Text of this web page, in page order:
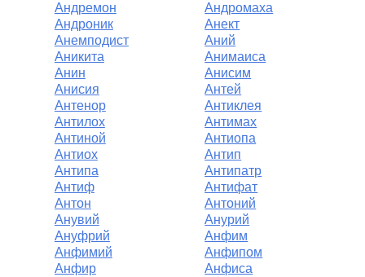
Андремон
Андромаха
Андроник
Анект
Анемподист
Аний
Аникита
Анимаиса
Анин
Анисим
Анисия
Антей
Антенор
Антиклея
Антилох
Антимах
Антиной
Антиопа
Антиох
Антип
Антипа
Антипатр
Антиф
Антифат
Антон
Антоний
Анувий
Анурий
Ануфрий
Анфим
Анфимий
Анфипом
Анфир
Анфиса